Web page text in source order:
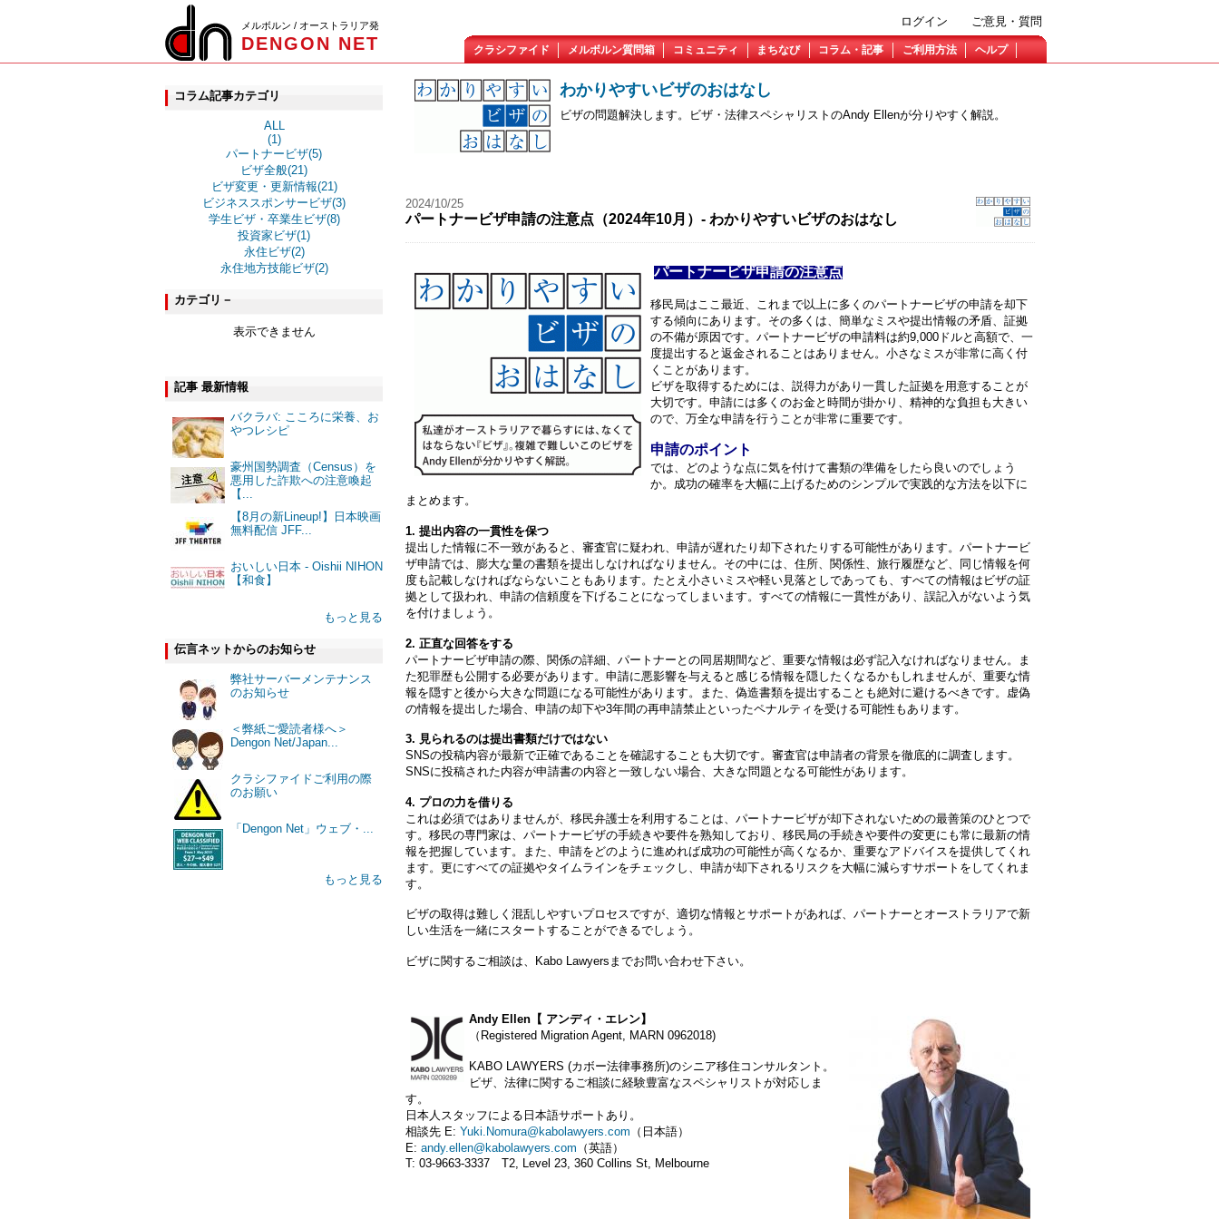
メルボルン / オーストラリア発
DENGON NET
ご意見・質問
ログイン
クラシファイド メルボルン質問箱 コミュニティ まちなび コラム・記事 ご利用方法 ヘルプ
コラム記事カテゴリ
ALL
(1)
パートナービザ(5)
ビザ全般(21)
ビザ変更・更新情報(21)
ビジネススポンサービザ(3)
学生ビザ・卒業生ビザ(8)
投資家ビザ(1)
永住ビザ(2)
永住地方技能ビザ(2)
カテゴリ－
表示できません
記事 最新情報
バクラバ: こころに栄養、お
やつレシピ
豪州国勢調査（Census）を
悪用した詐欺への注意喚起
【...
【8月の新Lineup!】日本映画
無料配信 JFF...
おいしい日本 - Oishii NIHON
【和食】
もっと見る
伝言ネットからのお知らせ
弊社サーバーメンテナンス
のお知らせ
＜弊紙ご愛読者様へ＞
Dengon Net/Japan...
クラシファイドご利用の際
のお願い
「Dengon Net」ウェブ・...
もっと見る
わかりやすいビザのおはなし
ビザの問題解決します。ビザ・法律スペシャリストのAndy Ellenが分りやすく解説。
2024/10/25
パートナービザ申請の注意点（2024年10月）- わかりやすいビザのおはなし
パートナービザ申請の注意点
移民局はここ最近、これまで以上に多くのパートナービザの申請を却下
する傾向にあります。その多くは、簡単なミスや提出情報の矛盾、証拠
の不備が原因です。パートナービザの申請料は約9,000ドルと高額で、一
度提出すると返金されることはありません。小さなミスが非常に高く付
くことがあります。
ビザを取得するためには、説得力があり一貫した証拠を用意することが
大切です。申請には多くのお金と時間が掛かり、精神的な負担も大きい
ので、万全な申請を行うことが非常に重要です。
申請のポイント
では、どのような点に気を付けて書類の準備をしたら良いのでしょう
か。成功の確率を大幅に上げるためのシンプルで実践的な方法を以下に
まとめます。
1. 提出内容の一貫性を保つ
提出した情報に不一致があると、審査官に疑われ、申請が遅れたり却下されたりする可能性があります。パートナービ
ザ申請では、膨大な量の書類を提出しなければなりません。その中には、住所、関係性、旅行履歴など、同じ情報を何
度も記載しなければならないこともあります。たとえ小さいミスや軽い見落としであっても、すべての情報はビザの証
拠として扱われ、申請の信頼度を下げることになってしまいます。すべての情報に一貫性があり、誤記入がないよう気
を付けましょう。
2. 正直な回答をする
パートナービザ申請の際、関係の詳細、パートナーとの同居期間など、重要な情報は必ず記入なければなりません。ま
た犯罪歴も公開する必要があります。申請に悪影響を与えると感じる情報を隠したくなるかもしれませんが、重要な情
報を隠すと後から大きな問題になる可能性があります。また、偽造書類を提出することも絶対に避けるべきです。虚偽
の情報を提出した場合、申請の却下や3年間の再申請禁止といったペナルティを受ける可能性もあります。
3. 見られるのは提出書類だけではない
SNSの投稿内容が最新で正確であることを確認することも大切です。審査官は申請者の背景を徹底的に調査します。
SNSに投稿された内容が申請書の内容と一致しない場合、大きな問題となる可能性があります。
4. プロの力を借りる
これは必須ではありませんが、移民弁護士を利用することは、パートナービザが却下されないための最善策のひとつで
す。移民の専門家は、パートナービザの手続きや要件を熟知しており、移民局の手続きや要件の変更にも常に最新の情
報を把握しています。また、申請をどのように進めれば成功の可能性が高くなるか、重要なアドバイスを提供してくれ
ます。更にすべての証拠やタイムラインをチェックし、申請が却下されるリスクを大幅に減らすサポートをしてくれま
す。
ビザの取得は難しく混乱しやすいプロセスですが、適切な情報とサポートがあれば、パートナーとオーストラリアで新
しい生活を一緒にスタートすることができるでしょう。
ビザに関するご相談は、Kabo Lawyersまでお問い合わせ下さい。
Andy Ellen【 アンディ・エレン】
（Registered Migration Agent, MARN 0962018)
KABO LAWYERS (カボー法律事務所)のシニア移住コンサルタント。
ビザ、法律に関するご相談に経験豊富なスペシャリストが対応しま
す。
日本人スタッフによる日本語サポートあり。
相談先 E: Yuki.Nomura@kabolawyers.com （日本語）
E: andy.ellen@kabolawyers.com （英語）
T: 03-9663-3337 T2, Level 23, 360 Collins St, Melbourne